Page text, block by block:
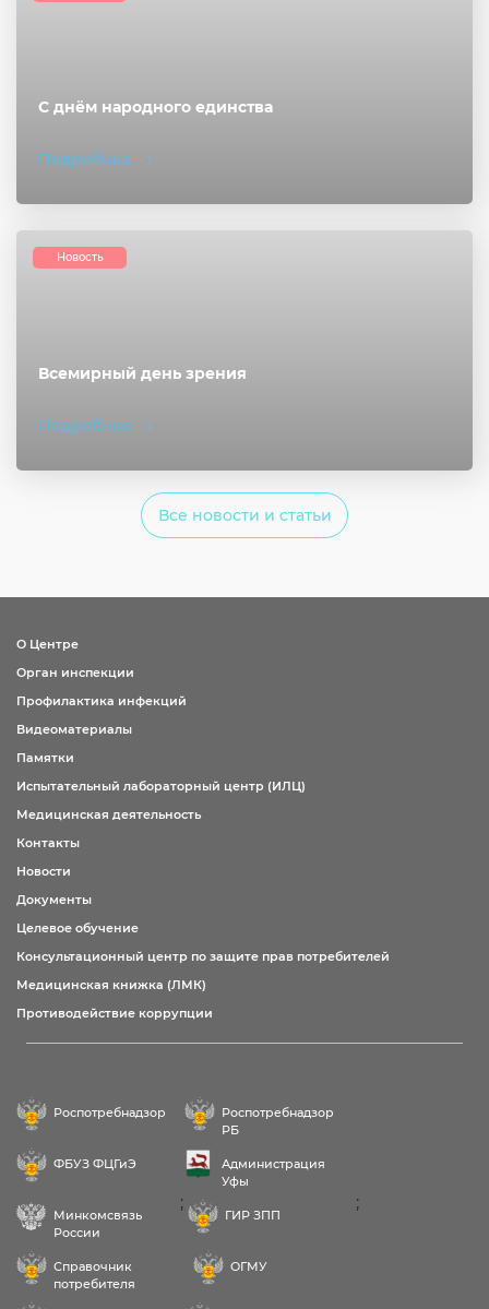
С днём народного единства
Подробнее
Всемирный день зрения
Подробнее
Новость
Все новости и статьи
О Центре
Орган инспекции
Профилактика инфекций
Видеоматериалы
Памятки
Испытательный лабораторный центр (ИЛЦ)
Медицинская деятельность
Контакты
Новости
Документы
Целевое обучение
Консультационный центр по защите прав потребителей
Медицинская книжка (ЛМК)
Противодействие коррупции
Роспотребнадзор
Роспотребнадзор
РБ
ФБУЗ ФЦГиЭ
Администрация
Уфы
Минкомсвязь
России
;
ГИР ЗПП
;
Справочник
потребителя
ОГМУ